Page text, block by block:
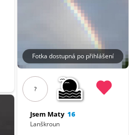
Fotka dostupná po přihlášení
?
Jsem Maty 16
Lanškroun